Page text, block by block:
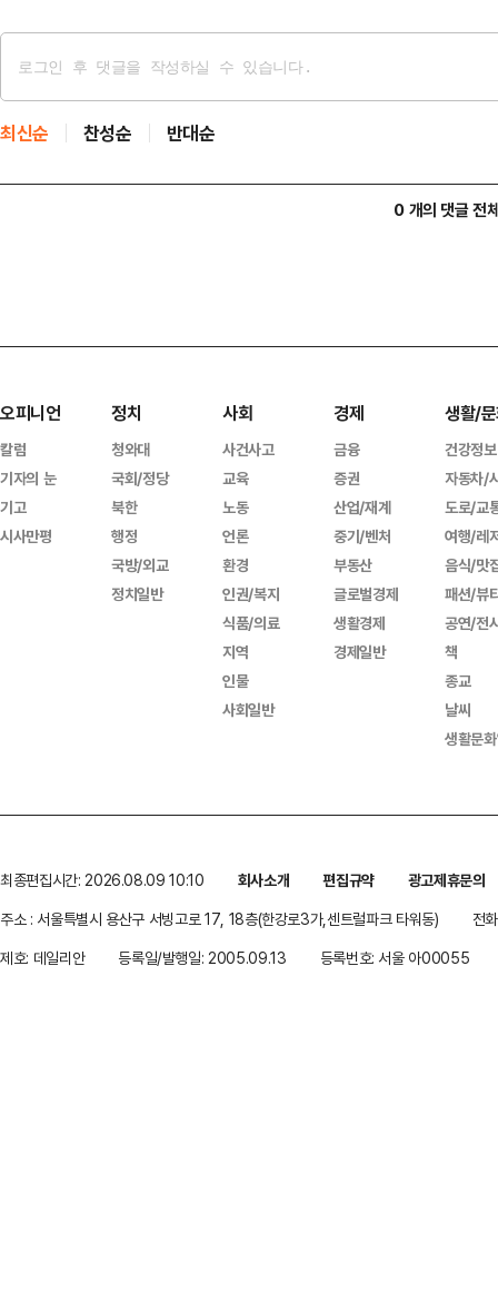
최신순 찬성순 반대순
0 개의 댓글 전
오피니언
칼럼
기자의 눈
기고
시사만평
정치
청와대
국회/정당
북한
행정
국방/외교
정치일반
사회
사건사고
교육
노동
언론
환경
인권/복지
식품/의료
지역
인물
사회일반
경제
금융
증권
산업/재계
중기/벤처
부동산
글로벌경제
생활경제
경제일반
생활/
건강정보
자동차/
도로/교
여행/레
음식/맛
패션/뷰
공연/전
책
종교
날씨
생활문
최종편집시간: 2026.08.09 10:10 회사소개 편집규약
광고제휴문의
주소 : 서울특별시 용산구 서빙고로 17, 18층(한강로3가,센트럴파크 타워동)
전
제호: 데일리안
등록일/발행일: 2005.09.13 등록번호: 서울 아00055